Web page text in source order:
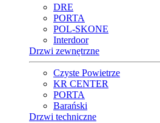
DRE
PORTA
POL-SKONE
Interdoor
Drzwi zewnętrzne
Czyste Powietrze
KR CENTER
PORTA
Barański
Drzwi techniczne